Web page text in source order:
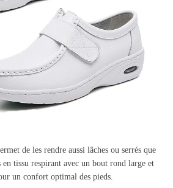
de les rendre aussi lâches ou serrés que
en tissu respirant avec un bout rond large et
un confort optimal des pieds.